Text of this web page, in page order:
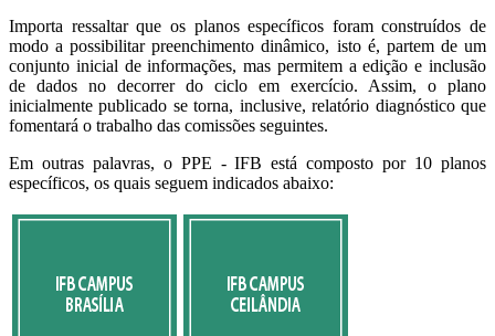
Importa ressaltar que os planos específicos foram construídos de
modo a possibilitar preenchimento dinâmico, isto é, partem de um
conjunto inicial de informações, mas permitem a edição e inclusão
de dados no decorrer do ciclo em exercício. Assim, o plano
inicialmente publicado se torna, inclusive, relatório diagnóstico que
fomentará o trabalho das comissões seguintes.
Em outras palavras, o PPE - IFB está composto por 10 planos
específicos, os quais seguem indicados abaixo: